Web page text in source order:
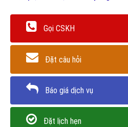
Gọi CSKH
Đặt câu hỏi
Báo giá dịch vụ
Đặt lịch hẹn